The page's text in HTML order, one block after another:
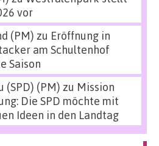
vor
(PM) zu Eröffnung in
am Schultenhof
Saison
(SPD) (PM) zu Mission
Die SPD möchte mit
Ideen in den Landtag